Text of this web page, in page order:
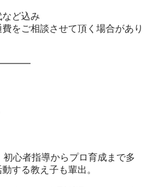
ど込み
をご相談させて頂く場合があり
心者指導からプロ育成まで多
する教え子も輩出。